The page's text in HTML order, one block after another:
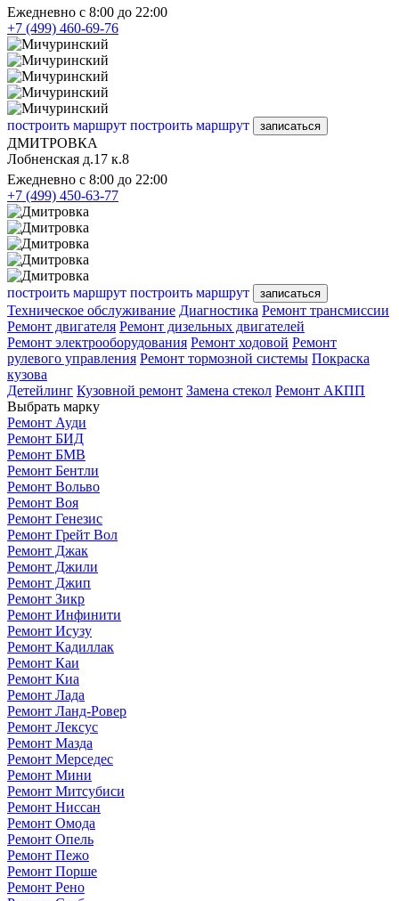
Ежедневно с 8:00 до 22:00
+7 (499) 460-69-76
построить маршрут построить маршрут записаться
ДМИТРОВКА
Лобненская д.17 к.8
Ежедневно с 8:00 до 22:00
+7 (499) 450-63-77
построить маршрут построить маршрут записаться
Техническое обслуживание Диагностика Ремонт трансмиссии
Ремонт двигателя Ремонт дизельных двигателей
Ремонт электрооборудования Ремонт ходовой Ремонт
рулевого управления Ремонт тормозной системы Покраска
кузова
Детейлинг Кузовной ремонт Замена стекол Ремонт АКПП
Выбрать марку
Ремонт Ауди
Ремонт БИД
Ремонт БМВ
Ремонт Бентли
Ремонт Вольво
Ремонт Воя
Ремонт Генезис
Ремонт Грейт Вол
Ремонт Джак
Ремонт Джили
Ремонт Джип
Ремонт Зикр
Ремонт Инфинити
Ремонт Исузу
Ремонт Кадиллак
Ремонт Каи
Ремонт Киа
Ремонт Лада
Ремонт Ланд-Ровер
Ремонт Лексус
Ремонт Мазда
Ремонт Мерседес
Ремонт Мини
Ремонт Митсубиси
Ремонт Ниссан
Ремонт Омода
Ремонт Опель
Ремонт Пежо
Ремонт Порше
Ремонт Рено